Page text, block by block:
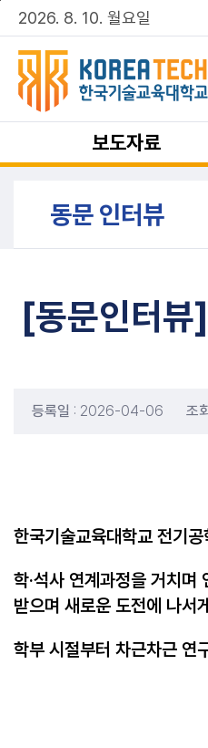
주메뉴 바로가기
본문 바로가기
2026. 8. 10. 월요일
보도자료
동문 인터뷰
[동문인터뷰
등록일 : 2026-04-06 조
한국기술교육대학교 전기
학·석사 연계과정을 거치
받으며 새로운 도전에 나서
학부 시절부터 차근차근 연